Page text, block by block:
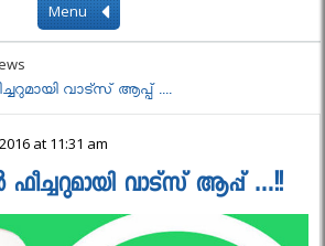
Menu
വാട്സ് ആപ്പ് ....
at 11:31 am
വാട്സ് ആപ്പ് …!!